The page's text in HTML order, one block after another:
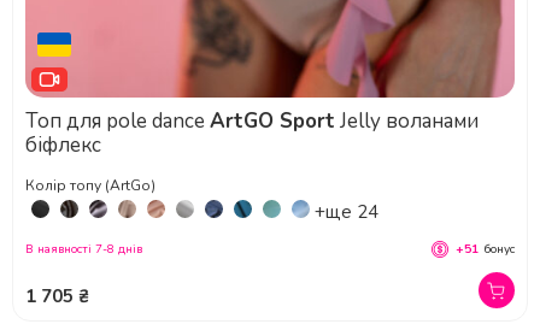
Топ для pole dance ArtGO Sport Jelly воланами
біфлекс
Колір топу (ArtGo)
+ще 24
1 705 ₴
В наявності 7-8 днів +51 бонус